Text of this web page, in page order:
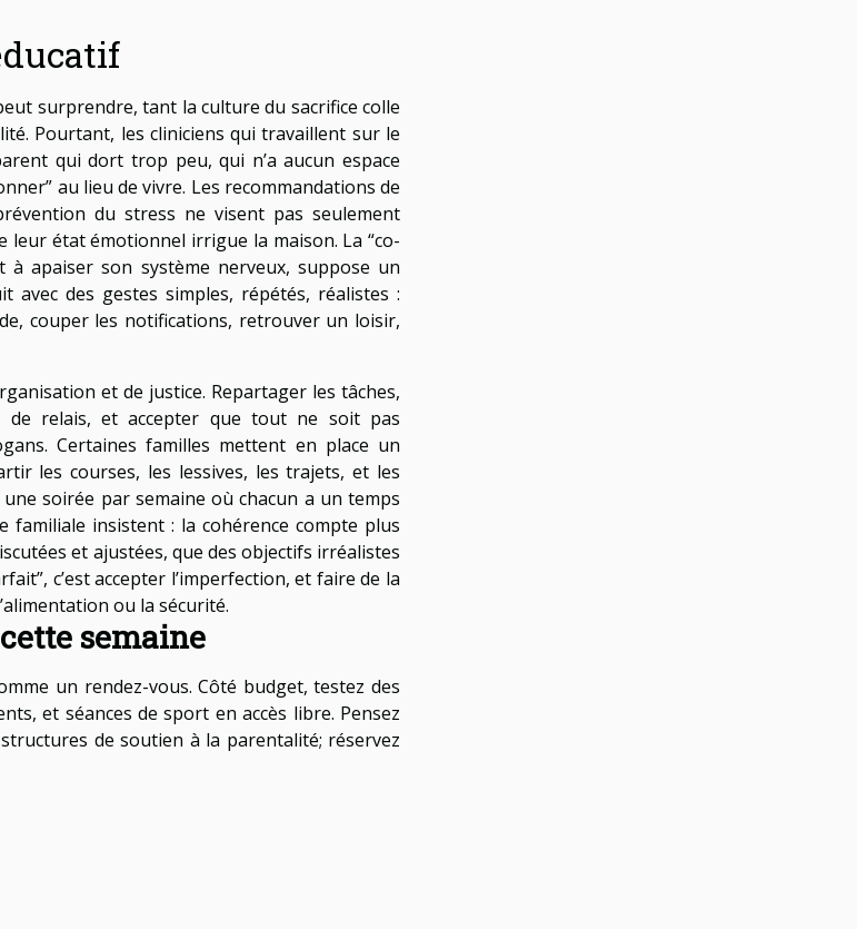
surprendre, tant la culture du sacrifice colle
Pourtant, les cliniciens qui travaillent sur le
qui dort trop peu, qui n’a aucun espace
au lieu de vivre. Les recommandations de
du stress ne visent pas seulement
leur état émotionnel irrigue la maison. La “co-
à apaiser son système nerveux, suppose un
des gestes simples, répétés, réalistes :
couper les notifications, retrouver un loisir,
et de justice. Repartager les tâches,
de relais, et accepter que tout ne soit pas
Certaines familles mettent en place un
les courses, les lessives, les trajets, et les
soirée par semaine où chacun a un temps
familiale insistent : la cohérence compte plus
et ajustées, que des objectifs irréalistes
c’est accepter l’imperfection, et faire de la
ou la sécurité.
semaine
un rendez-vous. Côté budget, testez des
et séances de sport en accès libre. Pensez
de soutien à la parentalité; réservez